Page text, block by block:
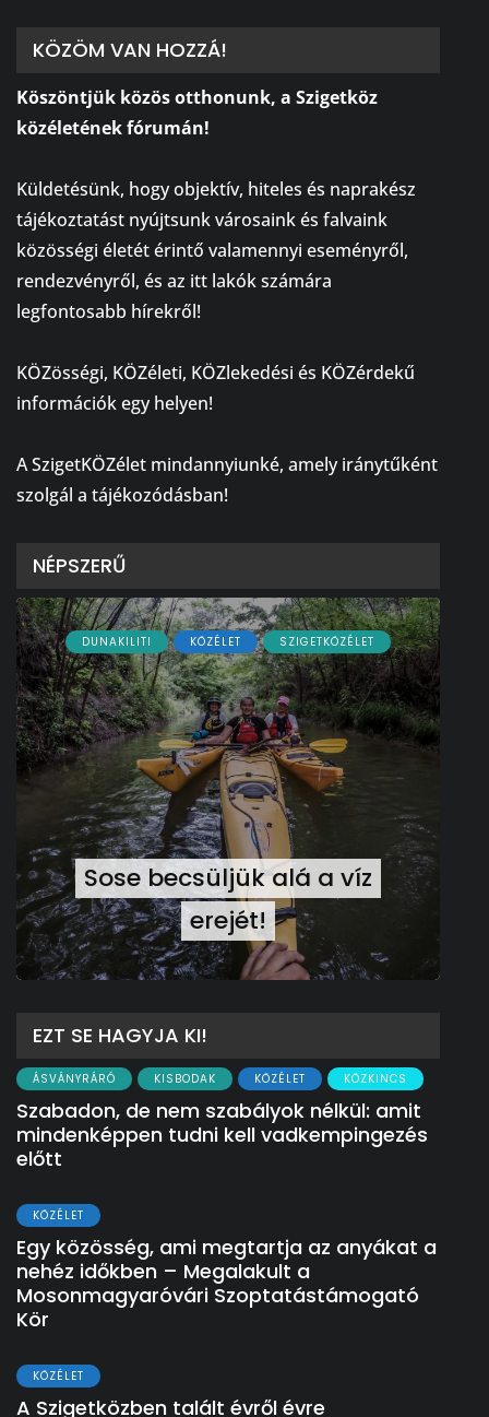
KÖZÖM VAN HOZZÁ!
Köszöntjük közös otthonunk, a Szigetköz
közéletének fórumán!
Küldetésünk, hogy objektív, hiteles és naprakész
tájékoztatást nyújtsunk városaink és falvaink
közösségi életét érintő valamennyi eseményről,
rendezvényről, és az itt lakók számára
legfontosabb hírekről!
KÖZösségi, KÖZéleti, KÖZlekedési és KÖZérdekű
információk egy helyen!
A SzigetKÖZélet mindannyiunké, amely iránytűként
szolgál a tájékozódásban!
NÉPSZERŰ
DUNAKILITI KÖZÉLET SZIGETKÖZÉLET
Sose becsüljük alá a víz
erejét!
EZT SE HAGYJA KI!
ÁSVÁNYRÁRÓ KISBODAK KÖZÉLET KÖZKINCS
Szabadon, de nem szabályok nélkül: amit
mindenképpen tudni kell vadkempingezés
előtt
KÖZÉLET
Egy közösség, ami megtartja az anyákat a
nehéz időkben – Megalakult a
Mosonmagyaróvári Szoptatástámogató
Kör
KÖZÉLET
A Szigetközben talált évről évre